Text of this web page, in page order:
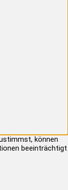
können
beeinträchtigt